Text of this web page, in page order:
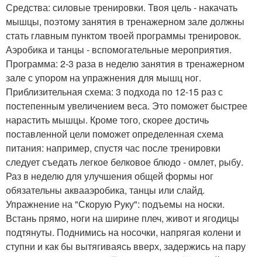
Средства: силовые тренировки. Твоя цель - накачать
мышцы, поэтому занятия в тренажерном зале должны
стать главным пунктом твоей программы тренировок.
Аэробика и танцы - вспомогательные мероприятия.
Программа: 2-3 раза в неделю занятия в тренажерном
зале с упором на упражнения для мышц ног.
Приблизительная схема: 3 подхода по 12-15 раз с
постепенным увеличением веса. Это поможет быстрее
нарастить мышцы. Кроме того, скорее достичь
поставленной цели поможет определенная схема
питания: например, спустя час после тренировки
следует съедать легкое белковое блюдо - омлет, рыбу.
Раз в неделю для улучшения общей формы ног
обязательны аквааэробика, танцы или слайд.
Упражнение на "Скорую Руку": подъемы на носки.
Встань прямо, ноги на ширине плеч, живот и ягодицы
подтянуты. Поднимись на носочки, напрягая колени и
ступни и как бы вытягиваясь вверх, задержись на пару